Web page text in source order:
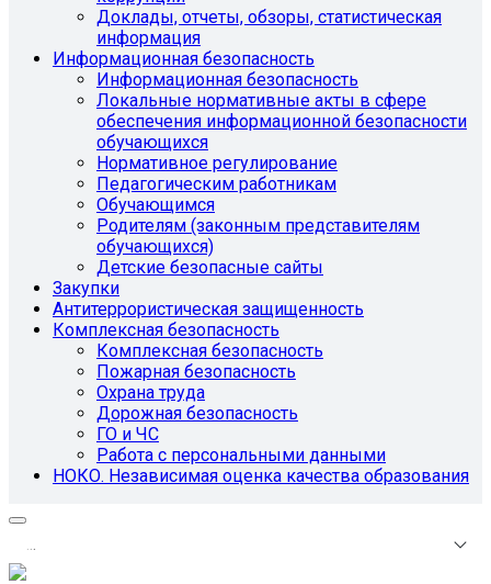
Доклады, отчеты, обзоры, статистическая
информация
Информационная безопасность
Информационная безопасность
Локальные нормативные акты в сфере
обеспечения информационной безопасности
обучающихся
Нормативное регулирование
Педагогическим работникам
Обучающимся
Родителям (законным представителям
обучающихся)
Детские безопасные сайты
Закупки
Антитеррористическая защищенность
Комплексная безопасность
Комплексная безопасность
Пожарная безопасность
Охрана труда
Дорожная безопасность
ГО и ЧС
Работа с персональными данными
НОКО. Независимая оценка качества образования
...